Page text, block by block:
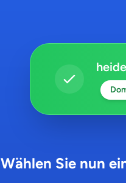
Wählen Sie nun